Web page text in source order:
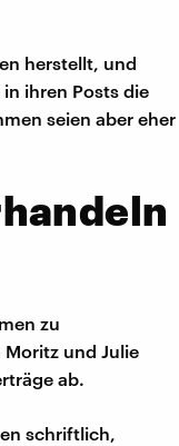
herstellt, und
ihren Posts die
seien aber eher
zu
und Julie
ab.
schriftlich,